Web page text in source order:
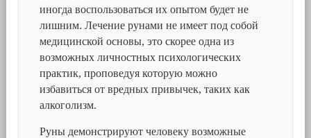
иногда воспользоваться их опытом будет не
лишним. Лечение рунами не имеет под собой
медицинской основы, это скорее одна из
возможных личностных психологических
практик, проповедуя которую можно
избавиться от вредных привычек, таких как
алкоголизм.
Руны демонстрируют человеку возможные